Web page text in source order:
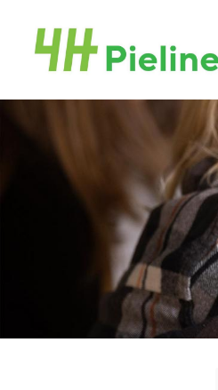
sivun
sisältöön
Pielisen 4H-